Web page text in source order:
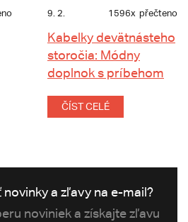
9. 2. 1596x přečteno
Kabelky devätnásteho
storočia: Módny
doplnok s príbehom
ČÍST CELÉ
a zľavy na e-mail?
noviniek a získajte zľavu